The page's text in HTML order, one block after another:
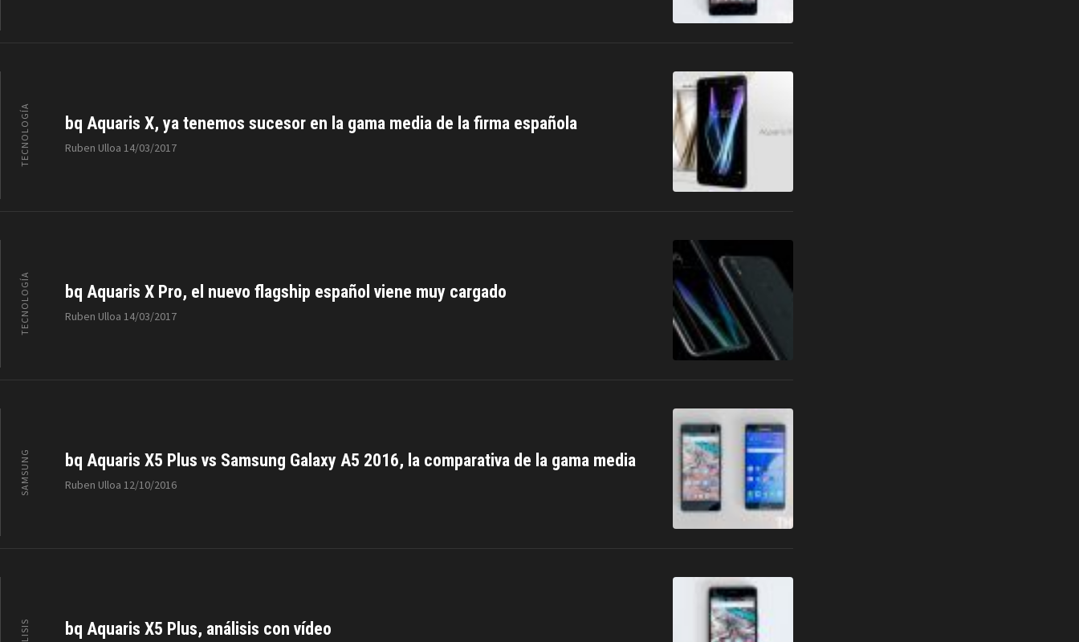
TECNOLOGÍA bq Aquaris X, ya tenemos sucesor en la gama media de la firma española
Ruben Ulloa 14/03/2017
TECNOLOGÍA bq Aquaris X Pro, el nuevo flagship español viene muy cargado
Ruben Ulloa 14/03/2017
SAMSUNG bq Aquaris X5 Plus vs Samsung Galaxy A5 2016, la comparativa de la gama media
Ruben Ulloa 12/10/2016
bq Aquaris X5 Plus, análisis con vídeo